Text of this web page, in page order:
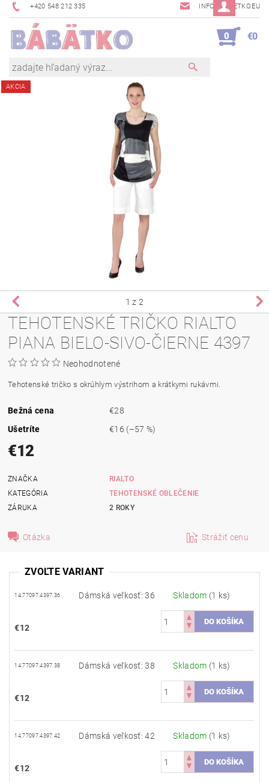
+420 548 212 335 INFO@BABETKO.EU
0 €0
AKCIA
1 z 2
TEHOTENSKÉ TRIČKO RIALTO
PIANA BIELO-SIVO-ČIERNE 4397
Neohodnotené
Tehotenské tričko s okrúhlym výstrihom a krátkymi rukávmi
Bežná cena
€28
Ušetríte
€16 (–57 %)
€12
ZNAČKA
RIALTO
KATEGÓRIA
TEHOTENSKÉ OBLEČENIE
ZÁRUKA
2 ROKY
Otázka Strážiť cenu
ZVOĽTE VARIANT
14.77097.4397.36 Dámská veľkosť: 36 Skladom (1 ks)
€12
14.77097.4397.38 Dámská veľkosť: 38 Skladom (1 ks)
€12
14.77097.4397.42 Dámská veľkosť: 42 Skladom (1 ks)
€12